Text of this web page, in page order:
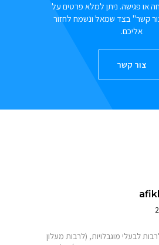
או פגישה. ניתן למלא פרטים על
קשר" בצד שמאל ונשמח לחזור
אליכם.
צור קשר
לבעלי מוגבלויות, (לרבות מעלון